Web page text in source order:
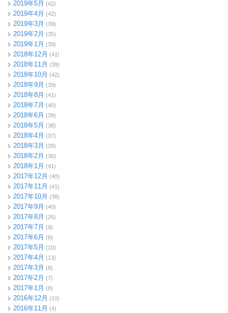
2019年5月 (42)
2019年4月 (42)
2019年3月 (39)
2019年2月 (35)
2019年1月 (39)
2018年12月 (41)
2018年11月 (39)
2018年10月 (42)
2018年9月 (39)
2018年8月 (41)
2018年7月 (40)
2018年6月 (39)
2018年5月 (38)
2018年4月 (37)
2018年3月 (39)
2018年2月 (36)
2018年1月 (41)
2017年12月 (40)
2017年11月 (41)
2017年10月 (38)
2017年9月 (40)
2017年8月 (26)
2017年7月 (9)
2017年6月 (8)
2017年5月 (10)
2017年4月 (13)
2017年3月 (8)
2017年2月 (7)
2017年1月 (8)
2016年12月 (10)
2016年11月 (4)